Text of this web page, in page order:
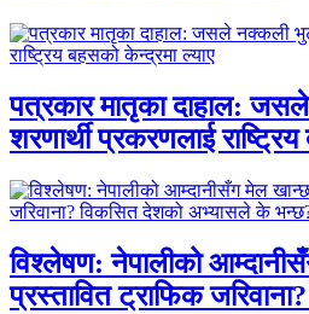
पत्रकार मातृका दाहाल:
शरणार्थी प्रकरणलाई
विश्लेषण: नेपालीको
प्रस्तावित ट्राफिक